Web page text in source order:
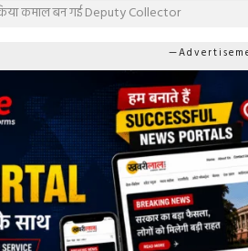
कमाल बन गई Deputy Collector